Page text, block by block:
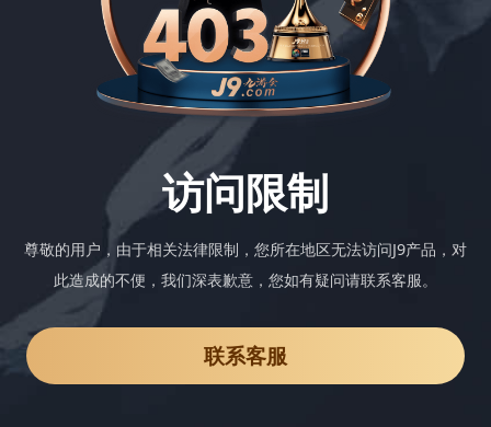
访问限制
尊敬的用户，由于相关法律限制，您所在地区无法访问J9产品，对
此造成的不便，我们深表歉意，您如有疑问请联系客服。
联系客服